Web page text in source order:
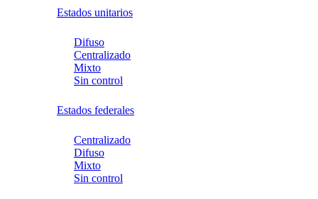
Estados unitarios
Difuso
Centralizado
Mixto
Sin control
Estados federales
Centralizado
Difuso
Mixto
Sin control